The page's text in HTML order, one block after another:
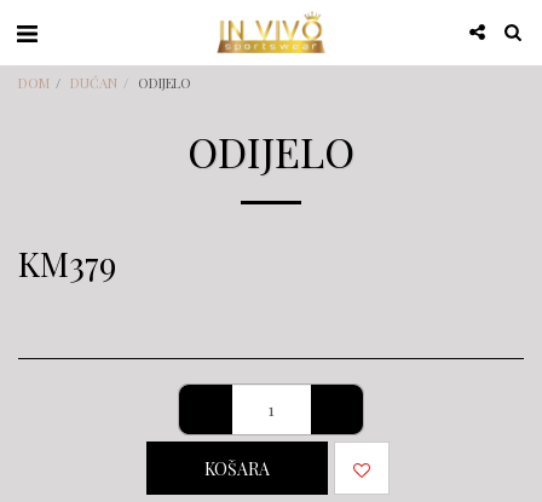
DOM DUĆAN ODIJELO
ODIJELO
KM379
KOŠARA